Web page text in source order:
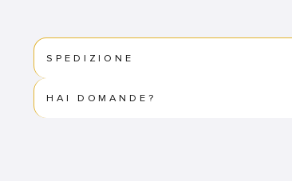
SPEDIZIONE
HAI DOMANDE?